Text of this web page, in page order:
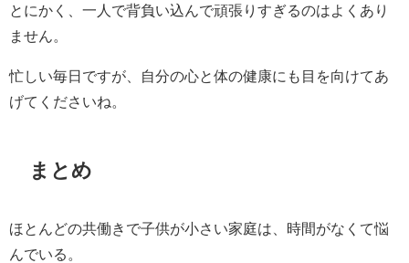
とにかく、一人で背負い込んで頑張りすぎるのはよくあり
ません。
忙しい毎日ですが、自分の心と体の健康にも目を向けてあ
げてくださいね。
まとめ
ほとんどの共働きで子供が小さい家庭は、時間がなくて悩
んでいる。